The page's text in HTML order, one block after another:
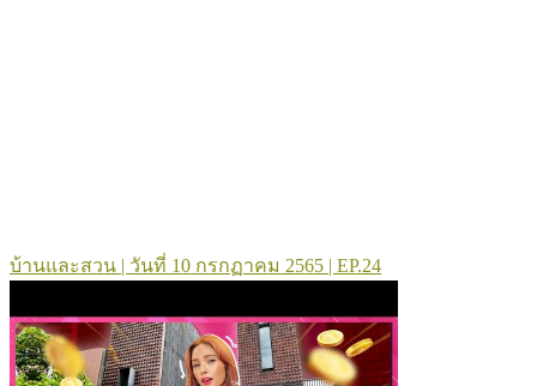
บ้านและสวน | วันที่ 10 กรกฏาคม 2565 | EP.24